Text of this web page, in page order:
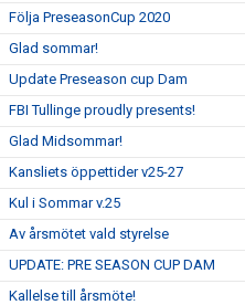
Följa PreseasonCup 2020
Glad sommar!
Update Preseason cup Dam
FBI Tullinge proudly presents!
Glad Midsommar!
Kansliets öppettider v25-27
Kul i Sommar v.25
Av årsmötet vald styrelse
UPDATE: PRE SEASON CUP DAM
Kallelse till årsmöte!